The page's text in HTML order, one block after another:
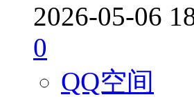
2026-05-06
0
QQ空间